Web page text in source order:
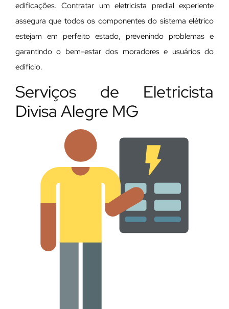
edificações. Contratar um eletricista predial experiente
assegura que todos os componentes do sistema elétrico
estejam em perfeito estado, prevenindo problemas e
garantindo o bem-estar dos moradores e usuários do
edifício.
Serviços de Eletricista
Divisa Alegre MG